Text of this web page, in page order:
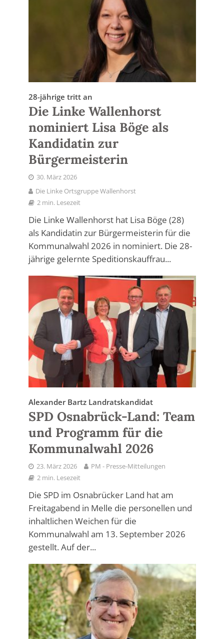
28-jährige tritt an
Die Linke Wallenhorst
nominiert Lisa Böge als
Kandidatin zur
Bürgermeisterin
30. März 2026
Die Linke Ortsgruppe Wallenhorst
2 min. Lesezeit
Die Linke Wallenhorst hat Lisa Böge (28)
als Kandidatin zur Bürgermeisterin für die
Kommunalwahl 2026 in nominiert. Die 28-
jährige gelernte Speditionskauffrau...
Alexander Bartz Landratskandidat
SPD Osnabrück-Land: Team
und Programm für die
Kommunalwahl 2026
23. März 2026
PM - Presse-Mitteilungen
2 min. Lesezeit
Die SPD im Osnabrücker Land hat am
Freitagabend in Melle die personellen und
inhaltlichen Weichen für die
Kommunalwahl am 13. September 2026
gestellt. Auf der...